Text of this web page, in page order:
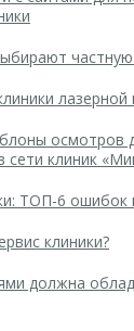
частную
осмотров
клиник
ТОП-6 ошибок
клиники?
должна